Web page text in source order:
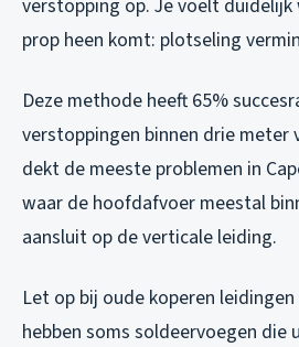
verstopping op. Je voelt
prop heen komt: plotseling
Deze methode heeft 65%
verstoppingen binnen drie meter
dekt de meeste problemen in
waar de hoofdafvoer meestal
aansluit op de verticale leiding.
Let op bij oude koperen leidingen
hebben soms soldeervoegen die